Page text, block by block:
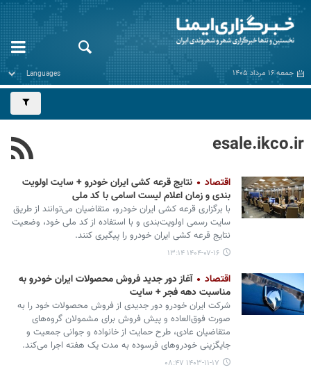
جمعه ۱۶ مرداد ۱۴۰۵
esale.ikco.ir
اقتصاد
نتایج قرعه کشی ایران خودرو + سایت اولویت
بندی و زمان اعلام لیست اسامی با کد ملی
با برگزاری قرعه کشی ایران خودرو، متقاضیان می‌توانند از طریق
سایت رسمی اولویت‌بندی و با استفاده از کد ملی خود، وضعیت
نتایج قرعه کشی ایران خودرو را پیگیری کنند.
۱۴۰۴-۰۷-۱۶ ۱۳:۱۴
اقتصاد
آغاز دور جدید فروش محصولات ایران‌ خودرو به
مناسبت دهه فجر + سایت
شرکت ایران‌ خودرو دور جدیدی از فروش محصولات خود را به
صورت فوق‌العاده و پیش‌ فروش برای مشمولان گروه‌های
متقاضیان عادی، طرح حمایت از خانواده و جوانی جمعیت و
جایگزینی خودروهای فرسوده‌ به مدت یک هفته اجرا می‌کند.
۱۴۰۳-۱۱-۱۷ ۰۸:۴۷